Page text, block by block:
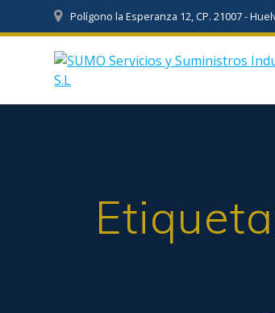
to
Polígono la Esperanza 12, CP. 21007 -